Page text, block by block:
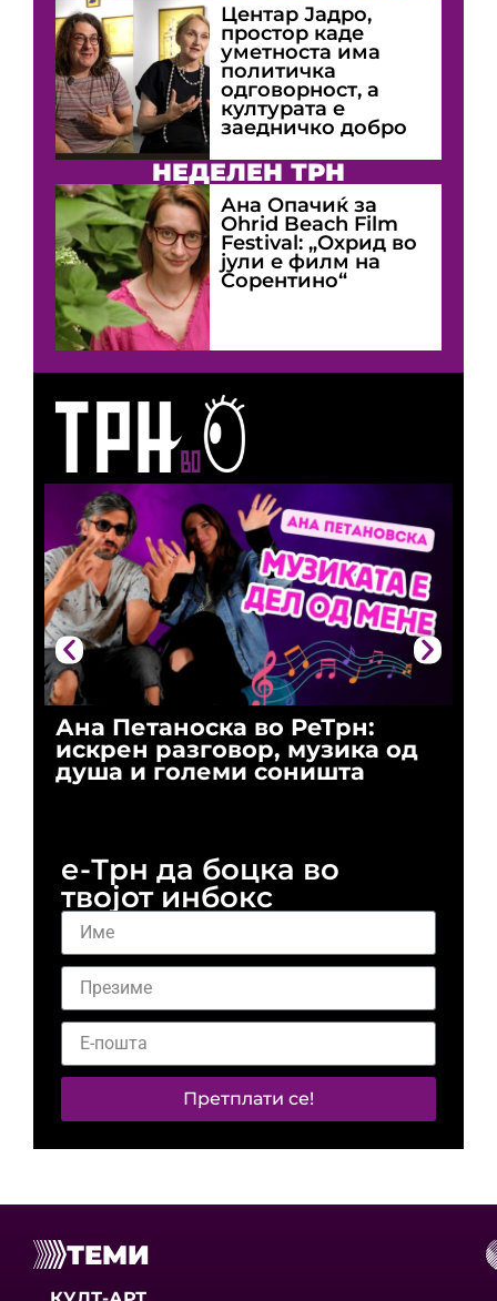
Ана Петаноска во РеТрн:
искрен разговор, музика од
душа и големи соништа
Центар Јадро,
простор каде
уметноста има
политичка
одговорност, а
културата е
заедничко добро
НЕДЕЛЕН ТРН
Ана Опачиќ за
Оhrid Beach Film
Festival: „Охрид во
јули е филм на
Сорентино“
е-Трн да боцка во
твојот инбокс
Претплати се!
ТЕМИ